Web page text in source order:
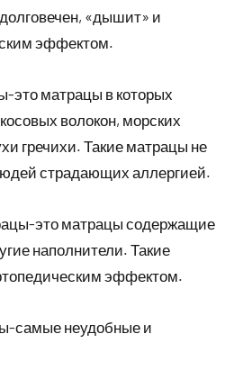
«дышит» и
эффектом.
это матрацы в которых
волокон, морских
гречихи. Такие матрацы не
страдающих аллергией.
это матрацы содержащие
наполнители. Такие
эффектом.
самые неудобные и